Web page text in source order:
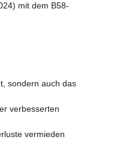
mit dem B58-
sondern auch das
verbesserten
vermieden